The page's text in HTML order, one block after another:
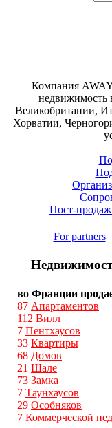
Компания
недвижимость
Великобритании,
Хорватии,
Пост-
For partners
во Франции
87 Апартаментов
112 Вилл
7 Пентхаусов
33 Квартиры
68 Домов
21 Шале
73 Замка
7 Таунхаусов
29 Особняков
7 Коммерческой